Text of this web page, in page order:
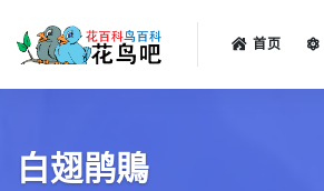
首页
白翅鹃鵙